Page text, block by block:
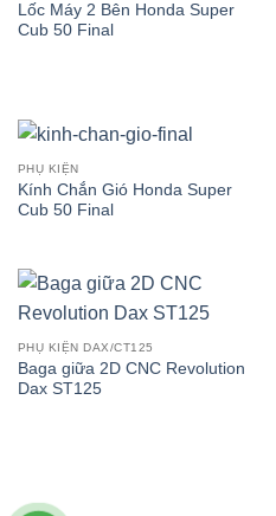
Lốc Máy 2 Bên Honda Super
Cub 50 Final
PHỤ KIỆN
Kính Chắn Gió Honda Super
Cub 50 Final
PHỤ KIỆN DAX/CT125
Baga giữa 2D CNC Revolution
Dax ST125